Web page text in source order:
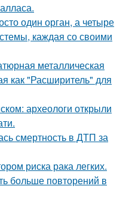
один орган, а четыре
каждая со своими
металлическая
как "Расширитель" для
археологи открыли
смертность в ДТП за
риска рака легких.
больше повторений в